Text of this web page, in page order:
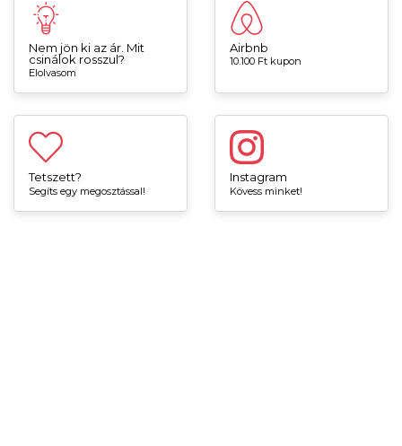
Nem jön ki az ár. Mit
csinálok rosszul?
Elolvasom
Airbnb
10.100 Ft kupon
Tetszett?
Segíts egy megosztással!
Instagram
Kövess minket!